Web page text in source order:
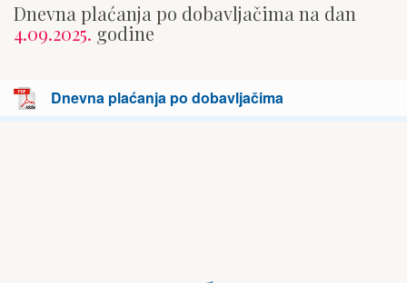
Dnevna plaćanja po dobavljačima na dan
4.09.2025. godine
Dnevna plaćanja po dobavljačima